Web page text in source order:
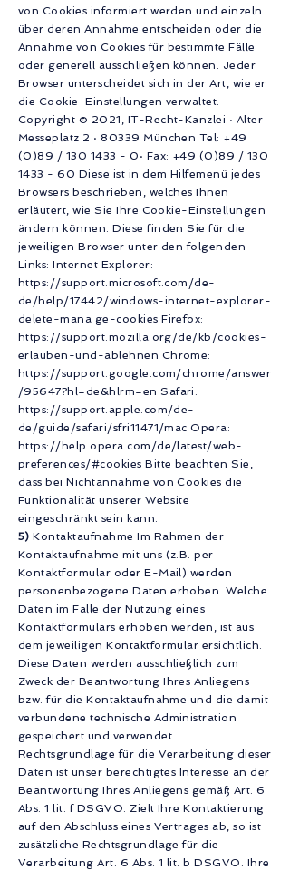
von Cookies informiert werden und einzeln
über deren Annahme entscheiden oder die
Annahme von Cookies für bestimmte Fälle
oder generell ausschließen können. Jeder
Browser unterscheidet sich in der Art, wie er
die Cookie-Einstellungen verwaltet.
Copyright © 2021, IT-Recht-Kanzlei · Alter
Messeplatz 2 · 80339 München Tel: +49
(0)89 / 130 1433 - 0 · Fax: +49 (0)89 / 130
1433 - 60 Diese ist in dem Hilfemenü jedes
Browsers beschrieben, welches Ihnen
erläutert, wie Sie Ihre Cookie-Einstellungen
ändern können. Diese finden Sie für die
jeweiligen Browser unter den folgenden
Links: Internet Explorer:
https://support.microsoft.com/de-
de/help/17442/windows-internet-explorer-
delete-mana ge-cookies Firefox:
https://support.mozilla.org/de/kb/cookies-
erlauben-und-ablehnen Chrome:
https://support.google.com/chrome/answer
/95647?hl=de&hlrm=en Safari:
https://support.apple.com/de-
de/guide/safari/sfri11471/mac Opera:
https://help.opera.com/de/latest/web-
preferences/#cookies Bitte beachten Sie,
dass bei Nichtannahme von Cookies die
Funktionalität unserer Website
eingeschränkt sein kann.
5) Kontaktaufnahme Im Rahmen der
Kontaktaufnahme mit uns (z.B. per
Kontaktformular oder E-Mail) werden
personenbezogene Daten erhoben. Welche
Daten im Falle der Nutzung eines
Kontaktformulars erhoben werden, ist aus
dem jeweiligen Kontaktformular ersichtlich.
Diese Daten werden ausschließlich zum
Zweck der Beantwortung Ihres Anliegens
bzw. für die Kontaktaufnahme und die damit
verbundene technische Administration
gespeichert und verwendet.
Rechtsgrundlage für die Verarbeitung dieser
Daten ist unser berechtigtes Interesse an der
Beantwortung Ihres Anliegens gemäß Art. 6
Abs. 1 lit. f DSGVO. Zielt Ihre Kontaktierung
auf den Abschluss eines Vertrages ab, so ist
zusätzliche Rechtsgrundlage für die
Verarbeitung Art. 6 Abs. 1 lit. b DSGVO. Ihre